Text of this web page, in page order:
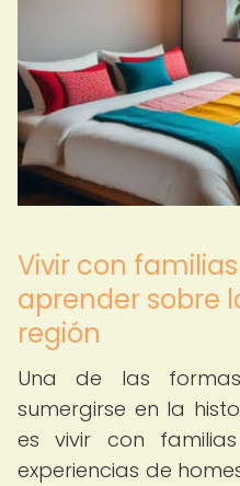
Vivir con
aprender sobre
región
Una de las
sumergirse en la
es vivir con
experiencias de